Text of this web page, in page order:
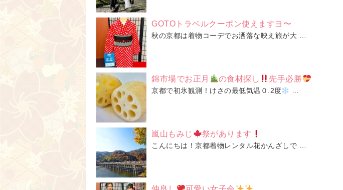
GOTOトラベルクーポン使えますヨ〜
秋の京都は着物コーデでお洒落な映え旅が大 …
錦市場でお正月 の食材探し 先手必勝
京都で初氷観測！けさの最低気温０.2度 …
嵐山もみじ 祭があります
こんにちは！京都着物レンタル花かんざしで …